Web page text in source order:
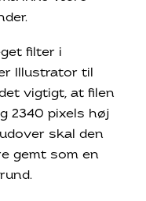
filter i
Illustrator til
vigtigt, at filen
2340 pixels høj
skal den
gemt som en